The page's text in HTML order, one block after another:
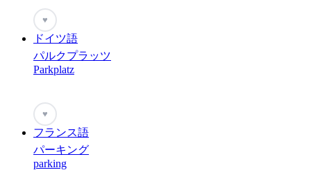
♥
ドイツ語
パルクプラッツ
Parkplatz
♥
フランス語
パーキング
parking